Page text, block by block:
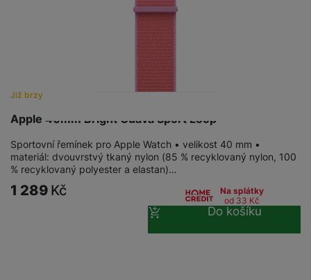
Apple 40mm Bright Guava Sport Loop
Již brzy
Sportovní řemínek pro Apple Watch • velikost 40 mm •
materiál: dvouvrstvý tkaný nylon (85 % recyklovaný nylon, 100
% recyklovaný polyester a elastan)…
1 289 Kč
Na splátky
od 33 Kč
Do košíku